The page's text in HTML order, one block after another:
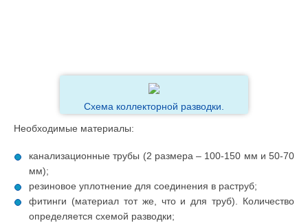
Схема коллекторной разводки.
Необходимые материалы:
канализационные трубы (2 размера – 100-150 мм и 50-70
мм);
резиновое уплотнение для соединения в раструб;
фитинги (материал тот же, что и для труб). Количество
определяется схемой разводки;